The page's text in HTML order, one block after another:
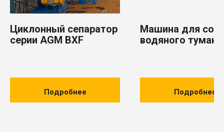
Циклонный сепаратор
серии AGM BXF
Подробнее
Машина для
водяного тумана
Подробнее
Навигация